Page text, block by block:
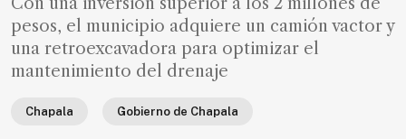
pesos, el municipio adquiere un camión vactor y
una retroexcavadora para optimizar el
mantenimiento del drenaje
Chapala Gobierno de Chapala